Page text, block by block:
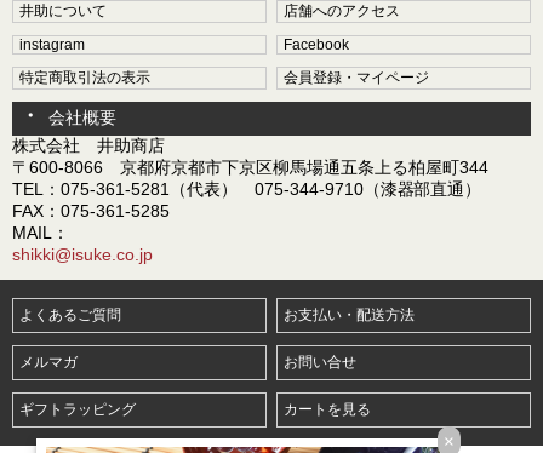
井助について
店舗へのアクセス
instagram
Facebook
特定商取引法の表示
会員登録・マイページ
会社概要
株式会社 井助商店
〒600-8066 京都府京都市下京区柳馬場通五条上る柏屋町344
TEL：075-361-5281（代表） 075-344-9710（漆器部直通）
FAX：075-361-5285
MAIL：
shikki@isuke.co.jp
よくあるご質問 お支払い・配送方法
メルマガ お問い合せ
ギフトラッピング カートを見る
×